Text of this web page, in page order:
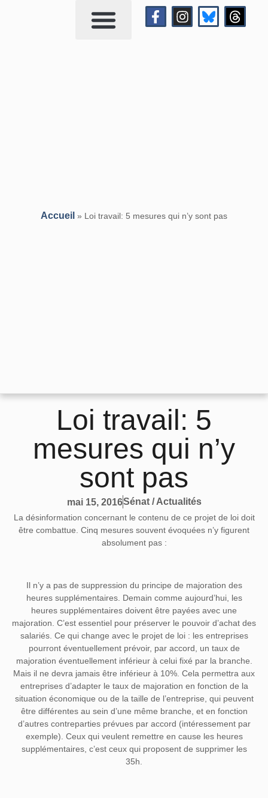
Accueil » Loi travail: 5 mesures qui n’y sont pas
Loi travail: 5
mesures qui n’y
sont pas
mai 15, 2016Sénat / Actualités
La désinformation concernant le contenu de ce projet de loi doit
être combattue. Cinq mesures souvent évoquées n’y figurent
absolument pas :
Il n’y a pas de suppression du principe de majoration des
heures supplémentaires. Demain comme aujourd’hui, les
heures supplémentaires doivent être payées avec une
majoration. C’est essentiel pour préserver le pouvoir d’achat des
salariés. Ce qui change avec le projet de loi : les entreprises
pourront éventuellement prévoir, par accord, un taux de
majoration éventuellement inférieur à celui fixé par la branche.
Mais il ne devra jamais être inférieur à 10%. Cela permettra aux
entreprises d’adapter le taux de majoration en fonction de la
situation économique ou de la taille de l’entreprise, qui peuvent
être différentes au sein d’une même branche, et en fonction
d’autres contreparties prévues par accord (intéressement par
exemple). Ceux qui veulent remettre en cause les heures
supplémentaires, c’est ceux qui proposent de supprimer les
35h.